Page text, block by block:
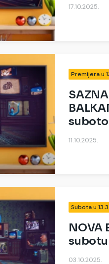
17.10.2025.
Premijera u
11.10.2025.
Subota u
NOVA
subotu
03.10.2025.